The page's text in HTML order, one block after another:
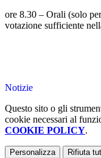
ore 8.30 – Orali (solo
votazione sufficiente
Notizie
Questo sito o gli
cookie necessari al
COOKIE POLICY.
Personalizza Rifiuta